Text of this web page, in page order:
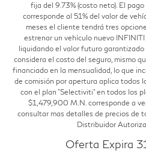
fija del 9.73% (costo neto). El
corresponde al 51% del valor de
meses el cliente tendrá tres
estrenar un vehículo nuevo
liquidando el valor futuro garantizado
considera el costo del seguro, mismo
financiado en la mensualidad, lo que
de comisión por apertura aplica todos
con el plan "Selectiviti“ en todos los
$1,479,900 M.N. corresponde a
consultar mas detalles de precios de
Distribuidor
Oferta Expira